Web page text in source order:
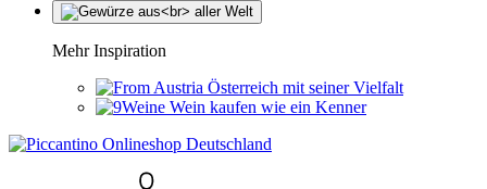
Mehr Inspiration
Österreich mit seiner Vielfalt
Wein kaufen wie ein Kenner